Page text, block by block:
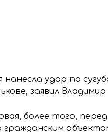
удар по
заявил Владимир
более того,